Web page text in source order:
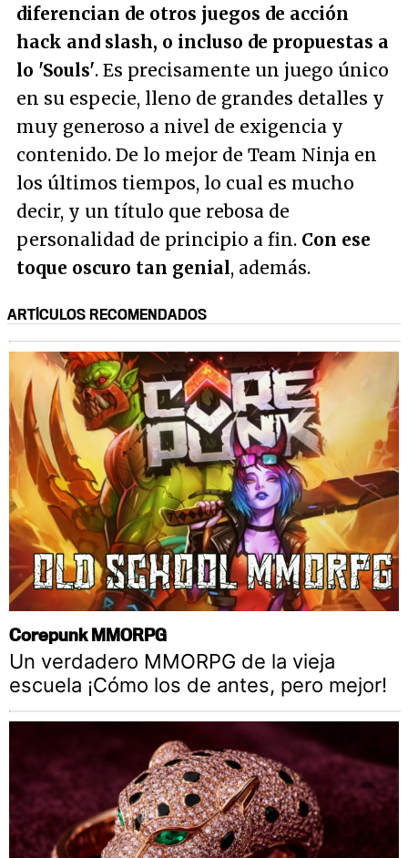
diferencian de otros juegos de acción
hack and slash, o incluso de propuestas a
lo 'Souls'. Es precisamente un juego único
en su especie, lleno de grandes detalles y
muy generoso a nivel de exigencia y
contenido. De lo mejor de Team Ninja en
los últimos tiempos, lo cual es mucho
decir, y un título que rebosa de
personalidad de principio a fin. Con ese
toque oscuro tan genial, además.
ARTÍCULOS RECOMENDADOS
Corepunk MMORPG
Un verdadero MMORPG de la vieja
escuela ¡Cómo los de antes, pero mejor!